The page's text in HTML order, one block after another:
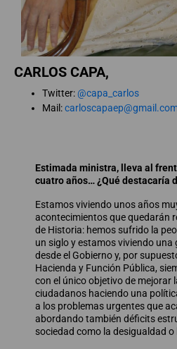
CARLOS CAPA,
Twitter:@capa_carlos
Mail:
Estimada ministra, lleva al
cuatro años… ¿Qué destacaría
Estamos viviendo unos años
acontecimientos que quedarán
de Historia: hemos sufrido la
un siglo y estamos viviendo una
desde el Gobierno y, por
Hacienda y Función Pública,
con el único objetivo de mejorar
ciudadanos haciendo una
a los problemas urgentes que
abordando también déficits
sociedad como la desigualdad